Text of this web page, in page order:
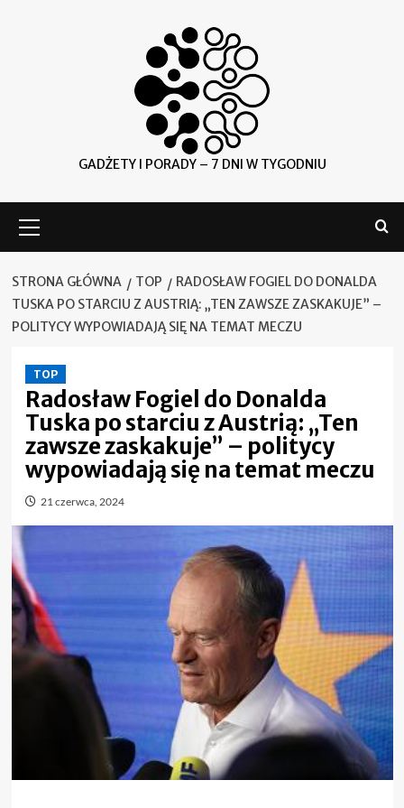
GADŻETY I PORADY – 7 DNI W TYGODNIU
główne
STRONA GŁÓWNA TOP
RADOSŁAW FOGIEL DO DONALDA
TUSKA PO STARCIU Z AUSTRIĄ: „TEN ZAWSZE ZASKAKUJE” –
POLITYCY WYPOWIADAJĄ SIĘ NA TEMAT MECZU
TOP
Radosław Fogiel do Donalda
Tuska po starciu z Austrią: „Ten
zawsze zaskakuje” – politycy
wypowiadają się na temat meczu
21 czerwca, 2024